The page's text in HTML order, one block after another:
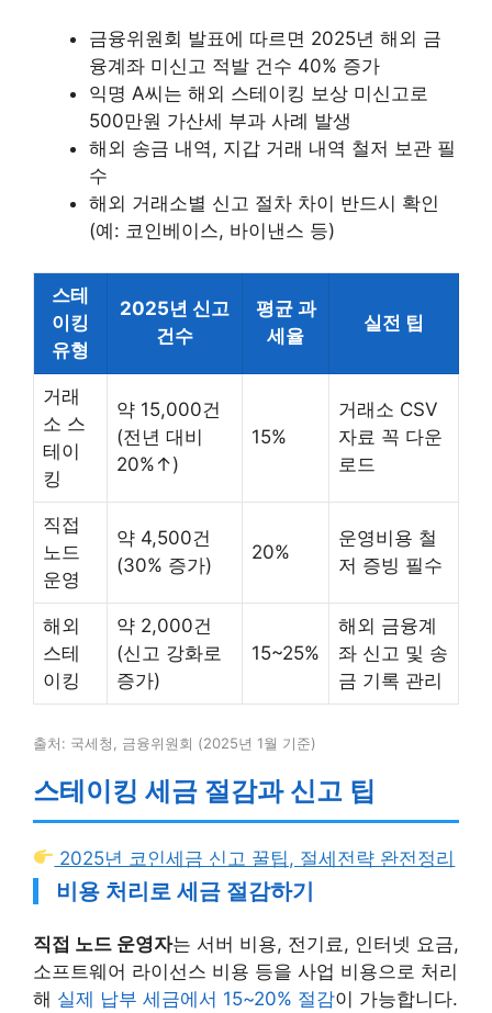
금융위원회 발표에 따르면 2025년 해외 금
융계좌 미신고 적발 건수 40% 증가
익명 A씨는 해외 스테이킹 보상 미신고로
500만원 가산세 부과 사례 발생
해외 송금 내역, 지갑 거래 내역 철저 보관 필
수
해외 거래소별 신고 절차 차이 반드시 확인
(예: 코인베이스, 바이낸스 등)
스테
이킹
유형
2025년 신고
건수
평균 과
세율
실전 팁
거래
소 스
테이
킹
약 15,000건
(전년 대비
20%↑)
15%
거래소 CSV
자료 꼭 다운
로드
직접
노드
운영
약 4,500건
(30% 증가)
20%
운영비용 철
저 증빙 필수
해외
스테
이킹
약 2,000건
(신고 강화로
증가)
15~25%
해외 금융계
좌 신고 및 송
금 기록 관리
출처: 국세청, 금융위원회 (2025년 1월 기준)
스테이킹 세금 절감과 신고 팁
2025년 코인세금 신고 꿀팁, 절세전략 완전정리
비용 처리로 세금 절감하기
직접 노드 운영자는 서버 비용, 전기료, 인터넷 요금,
소프트웨어 라이선스 비용 등을 사업 비용으로 처리
해 실제 납부 세금에서 15~20% 절감이 가능합니다.